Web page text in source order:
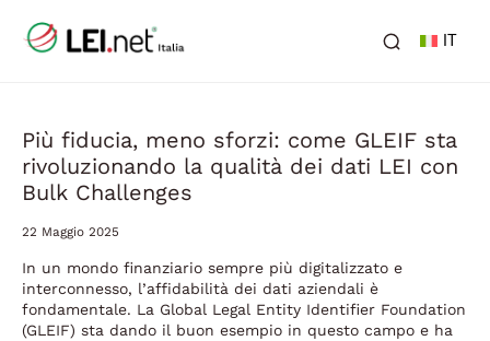
IT
Più fiducia, meno sforzi: come GLEIF sta
rivoluzionando la qualità dei dati LEI con
Bulk Challenges
22 Maggio 2025
In un mondo finanziario sempre più digitalizzato e
interconnesso, l’affidabilità dei dati aziendali è
fondamentale. La Global Legal Entity Identifier Foundation
(GLEIF) sta dando il buon esempio in questo campo e ha